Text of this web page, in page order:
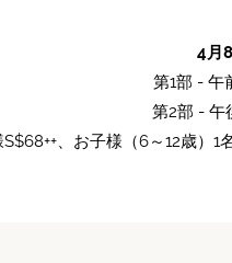
4月
第1部 - 午
第2部 - 午
S$68++、お子様（6～12歳）